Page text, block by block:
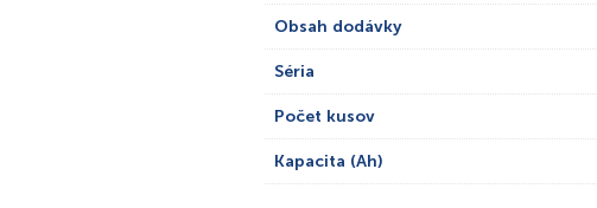
Obsah dodávky
Séria
Počet kusov
Kapacita (Ah)